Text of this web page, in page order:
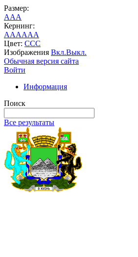
Размер:
AAA
Кернинг:
AAAAAA
Цвет: CCC
Изображения Вкл.Выкл.
Обычная версия сайта
Войти
Информация
Поиск
Все результаты